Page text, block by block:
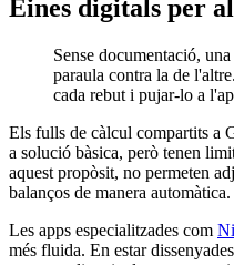
Eines digitals per
Sense documentació,
paraula contra la de
cada rebut i pujar-lo a
Els fulls de càlcul compartits a
a solució bàsica, però tenen
aquest propòsit, no permeten
balanços de manera automàtica.
Les apps especialitzades com
més fluida. En estar